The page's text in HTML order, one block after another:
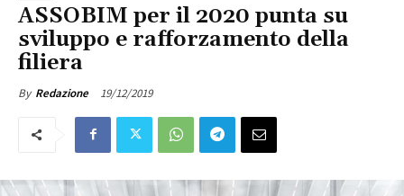
ASSOBIM per il 2020 punta su
sviluppo e rafforzamento della
filiera
By Redazione 19/12/2019